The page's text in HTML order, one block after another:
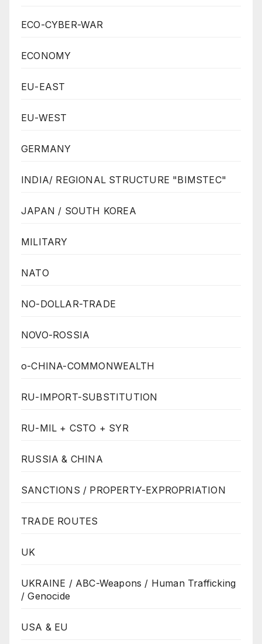
ECO-CYBER-WAR
ECONOMY
EU-EAST
EU-WEST
GERMANY
INDIA/ REGIONAL STRUCTURE "BIMSTEC"
JAPAN / SOUTH KOREA
MILITARY
NATO
NO-DOLLAR-TRADE
NOVO-ROSSIA
o-CHINA-COMMONWEALTH
RU-IMPORT-SUBSTITUTION
RU-MIL + CSTO + SYR
RUSSIA & CHINA
SANCTIONS / PROPERTY-EXPROPRIATION
TRADE ROUTES
UK
UKRAINE / ABC-Weapons / Human Trafficking
/ Genocide
USA & EU